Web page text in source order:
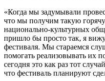
«Когда мы задумывали
что мы получим такую
национально-культурных
пришло бы просто так, я
фестиваля. Мы стараемся
помогать реализовывать их
сегодня это как раз тот
что фестиваль планируют